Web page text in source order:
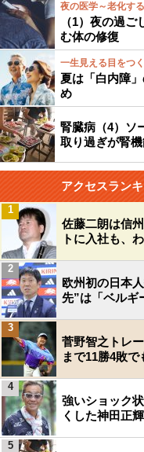
夜の医学～老化す
（1）夜の過
む体の修復
一生見える目をつ
夏は「白内障
め
腎臓病（4）ソ
取り過ぎが腎
アクセスラン
佐藤二朗は信
トに入社も、
1
欧州初の日本
先”は「ベルギ
2
菅野智之トレ
まで11勝4敗
3
強いショック
くした神田正
4
5